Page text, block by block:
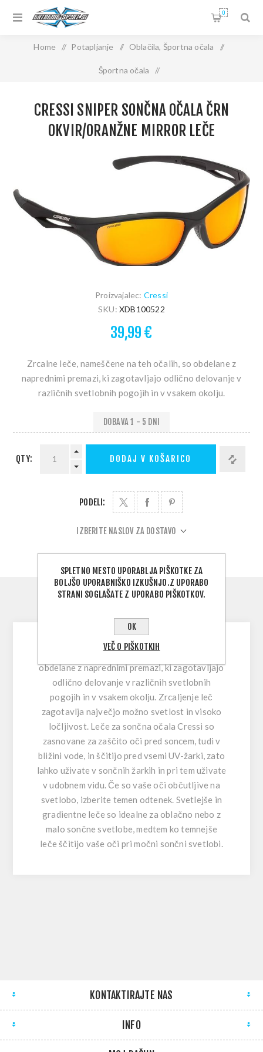
0
Home / Potapljanje / Oblačila, Športna očala /
Športna očala /
MIRROR LEČE
CRESSI SNIPER SONČNA OČALA ČRN
OKVIR/ORANŽNE MIRROR LEČE
Proizvajalec: Cressi
SKU: XDB100522
39,99 €
Zrcalne leče, nameščene na teh očalih, so obdelane z
naprednimi premazi, ki zagotavljajo odlično delovanje v
različnih svetlobnih pogojih in v vsakem okolju.
DOBAVA 1 - 5 DNI
QTY: DODAJ V KOŠARICO
PODELI:
IZBERITE NASLOV ZA DOSTAVO
Zrcalne leče, nameščene na teh očalih, so
obdelane z naprednimi premazi, ki zagotavljajo
odlično delovanje v različnih svetlobnih
pogojih in v vsakem okolju. Zrcaljenje leč
zagotavlja največjo možno svetlost in visoko
ločljivost. Leče za sončna očala Cressi so
zasnovane za zaščito oči pred soncem, tudi v
bližini vode, in ščitijo pred vsemi UV-žarki, zato
lahko uživate v sončnih žarkih in pri tem uživate
v udobnem vidu. Če so vaše oči občutljive na
svetlobo, izberite temen odtenek. Svetlejše in
gradientne leče so idealne za oblačno nebo z
malo sončne svetlobe, medtem ko temnejše
leče ščitijo vaše oči pri močni sončni svetlobi.
KONTAKTIRAJTE NAS
INFO
SPLETNO MESTO UPORABLJA PIŠKOTKE ZA
BOLJŠO UPORABNIŠKO IZKUŠNJO.Z UPORABO
STRANI SOGLAŠATE Z UPORABO PIŠKOTKOV.
OK
VEČ O PIŠKOTKIH